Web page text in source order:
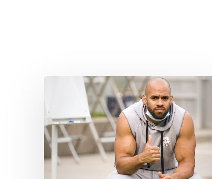
Team
aufgestockt